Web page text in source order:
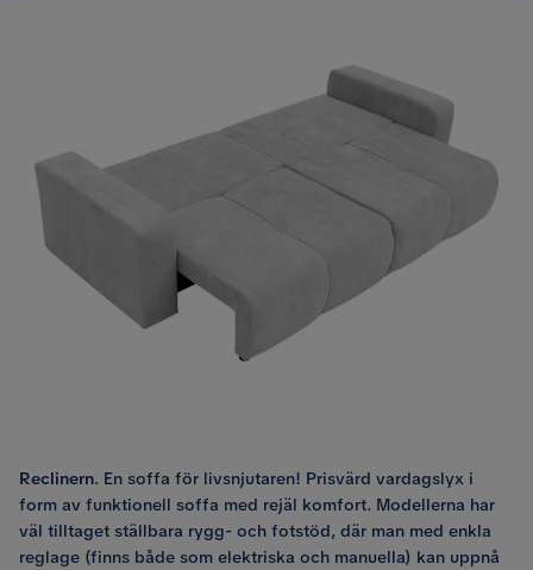
Reclinern. En soffa för livsnjutaren! Prisvärd vardagslyx i
form av funktionell soffa med rejäl komfort. Modellerna har
väl tilltaget ställbara rygg- och fotstöd, där man med enkla
reglage (finns både som elektriska och manuella) kan uppnå